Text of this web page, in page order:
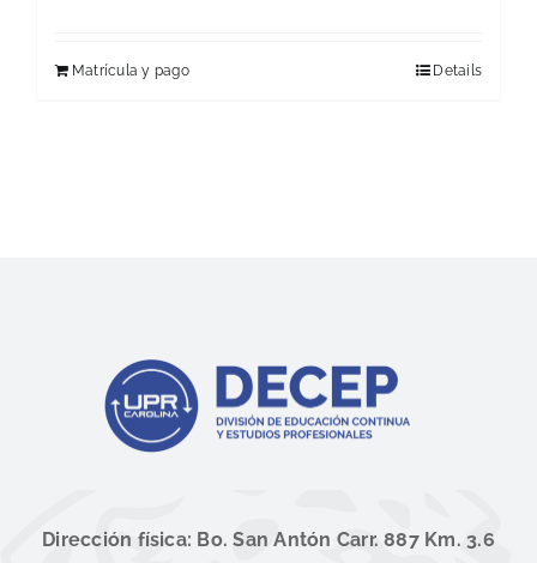
Matrícula y pago Details
Dirección física: Bo. San Antón Carr. 887 Km. 3.6